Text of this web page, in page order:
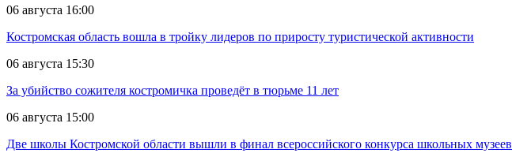
06 августа 16:00
Костромская область вошла в тройку лидеров по приросту туристической активности
06 августа 15:30
За убийство сожителя костромичка проведёт в тюрьме 11 лет
06 августа 15:00
Две школы Костромской области вышли в финал всероссийского конкурса школьных музеев